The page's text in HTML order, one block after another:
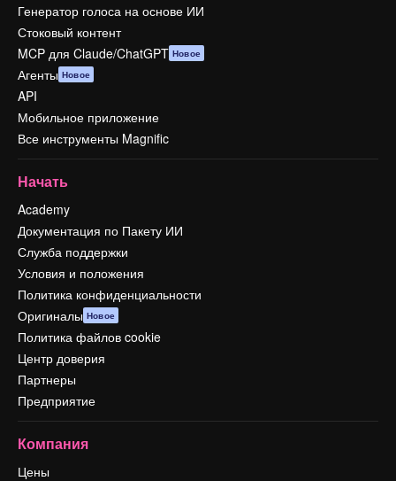
Генератор голоса на основе ИИ
Стоковый контент
MCP для Claude/ChatGPT Новое
Агенты Новое
API
Мобильное приложение
Все инструменты Magnific
Начать
Academy
Документация по Пакету ИИ
Служба поддержки
Условия и положения
Политика конфиденциальности
Оригиналы Новое
Политика файлов cookie
Центр доверия
Партнеры
Предприятие
Компания
Цены